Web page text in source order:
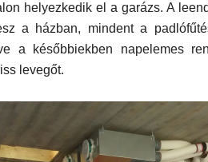
helyezkedik el a garázs. A
a házban, mindent a
a későbbiekben napelemes
levegőt.